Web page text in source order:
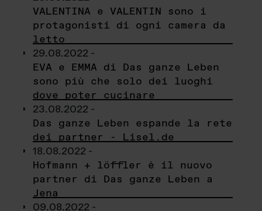
VALENTINA e VALENTIN sono i
protagonisti di ogni camera da
letto
29.08.2022 -
EVA e EMMA di Das ganze Leben
sono più che solo dei luoghi
dove poter cucinare
23.08.2022 -
Das ganze Leben espande la rete
dei partner - Lisel.de
18.08.2022 -
Hofmann + löffler è il nuovo
partner di Das ganze Leben a
Jena
09.08.2022 -